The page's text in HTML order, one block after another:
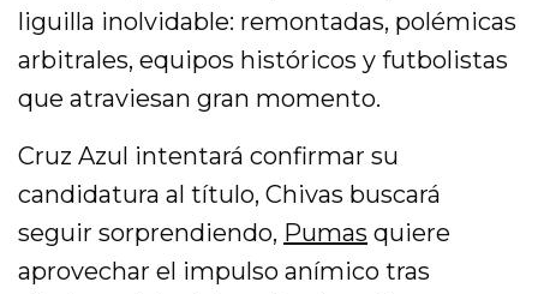
liguilla inolvidable: remontadas, polémicas
arbitrales, equipos históricos y futbolistas
que atraviesan gran momento.
Cruz Azul intentará confirmar su
candidatura al título, Chivas buscará
seguir sorprendiendo, Pumas quiere
aprovechar el impulso anímico tras